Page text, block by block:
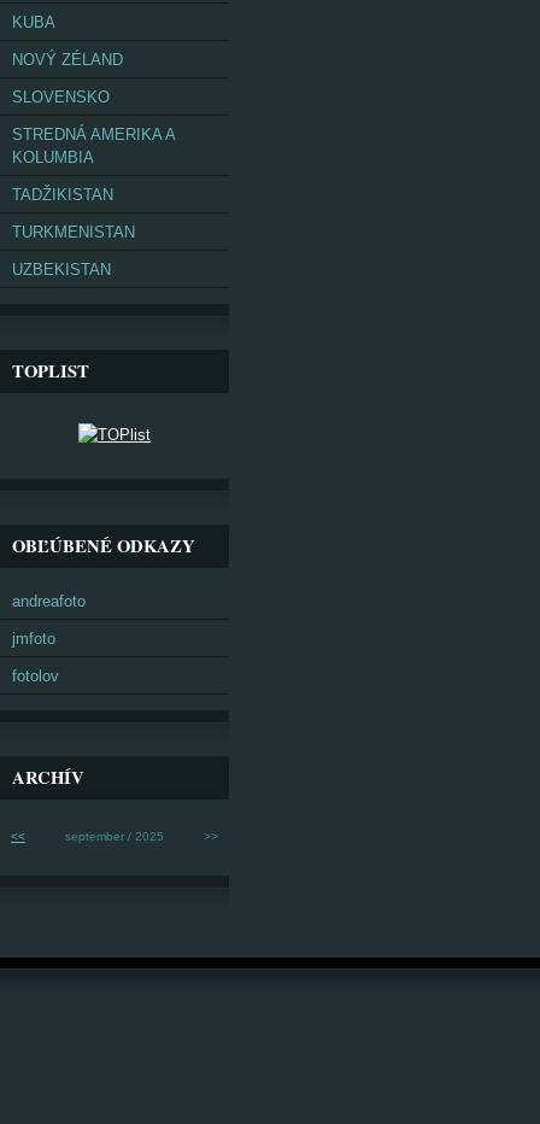
KUBA
NOVÝ ZÉLAND
SLOVENSKO
STREDNÁ AMERIKA A
KOLUMBIA
TADŽIKISTAN
TURKMENISTAN
UZBEKISTAN
TOPLIST
OBĽÚBENÉ ODKAZY
andreafoto
jmfoto
fotolov
ARCHÍV
<< september / 2025 >>